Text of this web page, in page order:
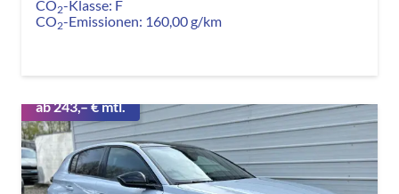
CO2-Klasse: F
CO2-Emissionen: 160,00 g/km
ab 243,– € mtl.